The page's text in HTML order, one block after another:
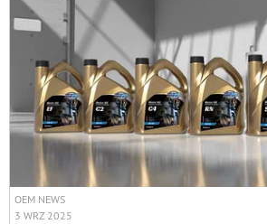
OEM NEWS
3 WRZ 2025